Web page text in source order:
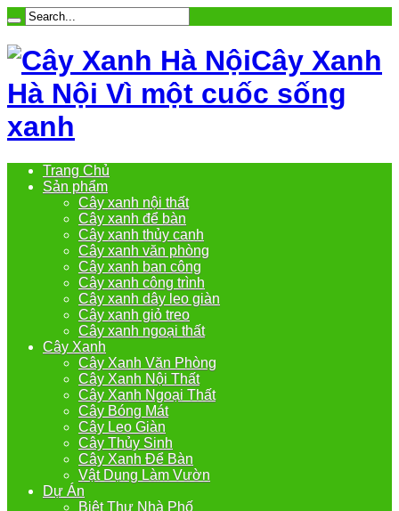
Cây Xanh
Hà Nội Vì một cuốc sống
xanh
Trang Chủ
Sản phẩm
Cây xanh nội thất
Cây xanh để bàn
Cây xanh thủy canh
Cây xanh văn phòng
Cây xanh ban công
Cây xanh công trình
Cây xanh dây leo giàn
Cây xanh giỏ treo
Cây xanh ngoại thất
Cây Xanh
Cây Xanh Văn Phòng
Cây Xanh Nội Thất
Cây Xanh Ngoại Thất
Cây Bóng Mát
Cây Leo Giàn
Cây Thủy Sinh
Cây Xanh Để Bàn
Vật Dụng Làm Vườn
Dự Án
Biệt Thự Nhà Phố